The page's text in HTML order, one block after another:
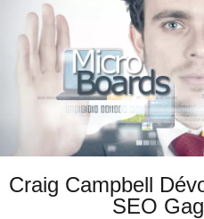
Craig Campbell
SEO